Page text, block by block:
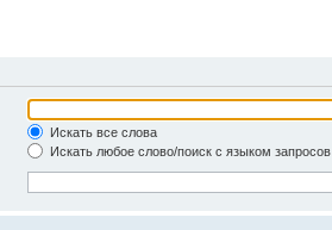
Искать все слова
Искать любое слово/поиск с языком запросов